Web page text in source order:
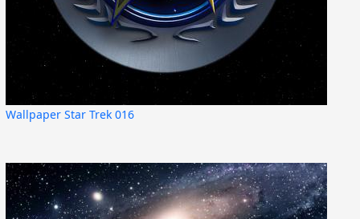
Wallpaper Star Trek 016